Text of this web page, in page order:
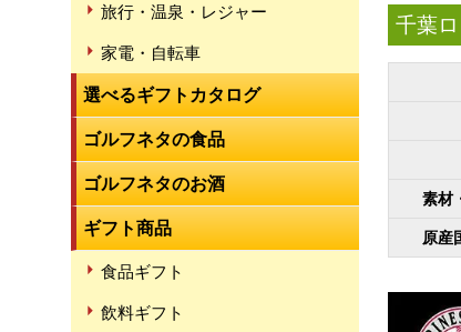
旅行・温泉・レジャー
家電・自転車
選べるギフトカタログ
ゴルフネタの食品
ゴルフネタのお酒
ギフト商品
食品ギフト
飲料ギフト
千葉
素材
原産